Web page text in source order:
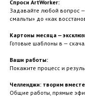
Спроси ArtWorker:
Задавайте любой вопрос
смальты» до «как
Картоны месяца —
Готовые шаблоны в —
Ваши работы:
Покажите процесс и
Челленджи: творим
Общие работы, прямые